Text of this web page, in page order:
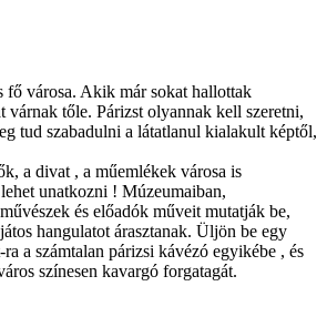
fő városa. Akik már sokat hallottak
várnak tőle. Párizst olyannak kell szeretni,
tud szabadulni a látatlanul kialakult képtől,
a divat , a műemlékek városa is
unatkozni ! Múzeumaiban,
és előadók műveit mutatják be,
hangulatot árasztanak. Üljön be egy
a számtalan párizsi kávézó egyikébe , és
színesen kavargó forgatagát.